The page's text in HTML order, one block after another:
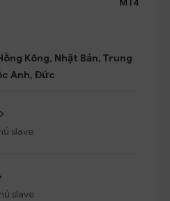
MT4
Kông, Nhật Bản, Trung
Anh, Đức
slave
slave